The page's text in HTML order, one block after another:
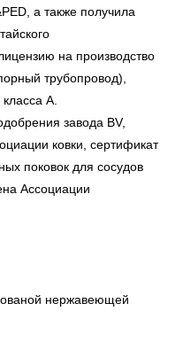
а также получила
на производство
трубопровод),
А.
завода BV,
ковки, сертификат
поковок для сосудов
Ассоциации
нержавеющей